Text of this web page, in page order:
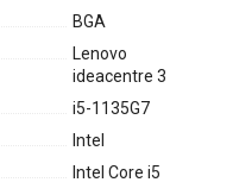
BGA
Lenovo
ideacentre 3
i5-1135G7
Intel
Intel Core i5